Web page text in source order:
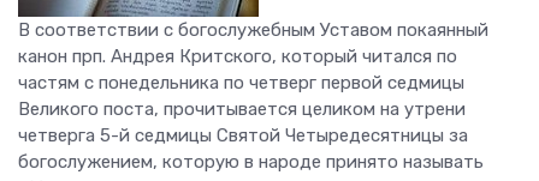
В соответствии с богослужебным Уставом покаянный
канон прп. Андрея Критского, который читался по
частям с понедельника по четверг первой седмицы
Великого поста, прочитывается целиком на утрени
четверга 5-й седмицы Святой Четыредесятницы за
богослужением, которую в народе принято называть